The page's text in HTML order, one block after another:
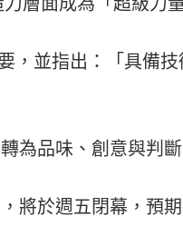
，並指出：「具備
為品味、創意與判斷
將於週五閉幕，預